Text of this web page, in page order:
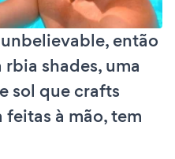
então
shades, uma
sol que crafts
à mão, tem